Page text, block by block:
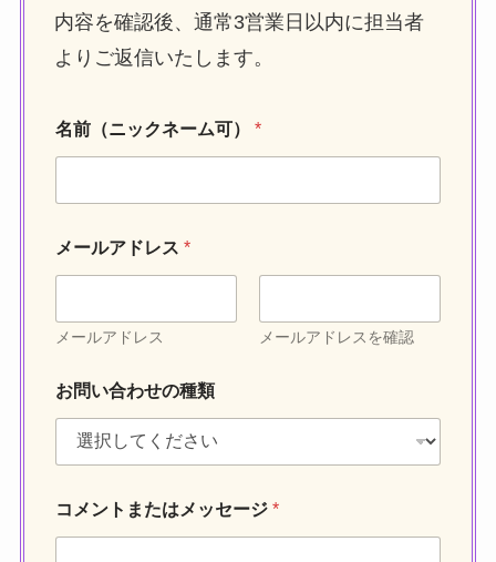
内容を確認後、通常3営業日以内に担当者
よりご返信いたします。
問
い
の
種
類
ー
ル
ド
問
合
わ
名前（ニックネーム可） *
メールアドレス *
メールアドレス メールアドレスを確認
お問い合わせの種類
コメントまたはメッセージ *